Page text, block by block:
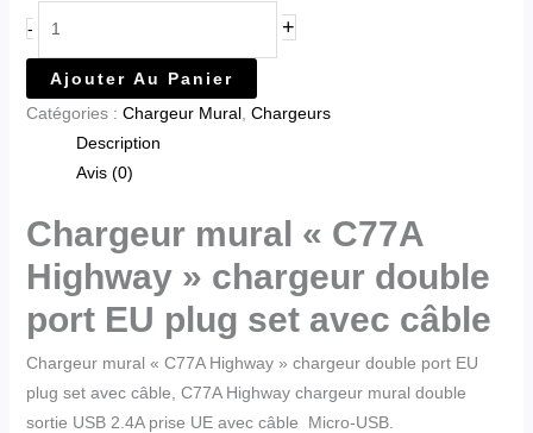
- +
Ajouter Au Panier
Catégories : Chargeur Mural, Chargeurs
Description
Avis (0)
Chargeur mural « C77A
Highway » chargeur double
port EU plug set avec câble
Chargeur mural « C77A Highway » chargeur double port EU
plug set avec câble, C77A Highway chargeur mural double
sortie USB 2.4A prise UE avec câble Micro-USB.